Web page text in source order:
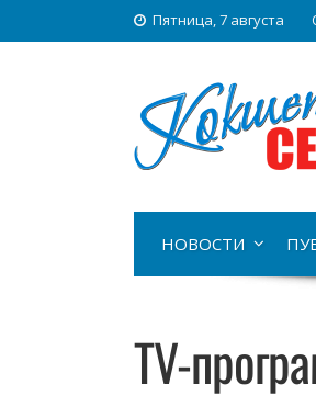
Пятница, 7 августа
НОВОСТИ
TV-